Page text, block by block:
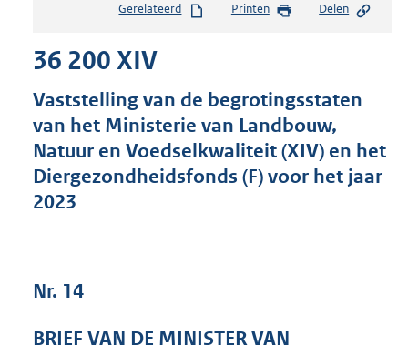
s
s
g
r
o
o
b
Gerelateerd Printen Delen
36 200 XIV
Vaststelling van de begrotingsstaten
van het Ministerie van Landbouw,
Natuur en Voedselkwaliteit (XIV) en het
Diergezondheidsfonds (F) voor het jaar
2023
Nr. 14
BRIEF VAN DE MINISTER VAN